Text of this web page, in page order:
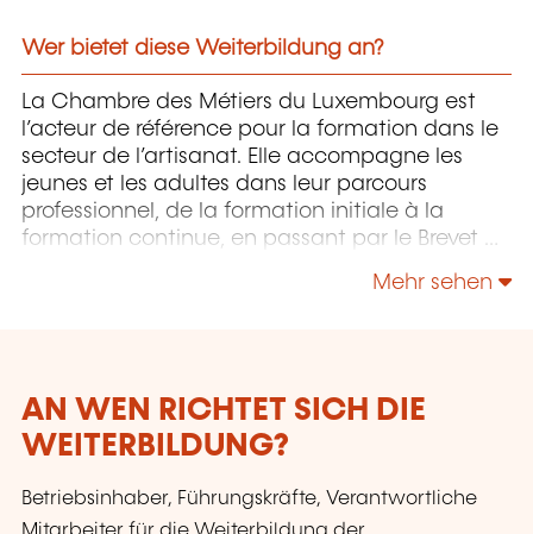
Wer bietet diese Weiterbildung an?
La Chambre des Métiers du Luxembourg est
l’acteur de référence pour la formation dans le
secteur de l’artisanat. Elle accompagne les
jeunes et les adultes dans leur parcours
professionnel, de la formation initiale à la
formation continue, en passant par le Brevet de
Mehr sehen
AN WEN RICHTET SICH DIE
WEITERBILDUNG?
Betriebsinhaber, Führungskräfte, Verantwortliche